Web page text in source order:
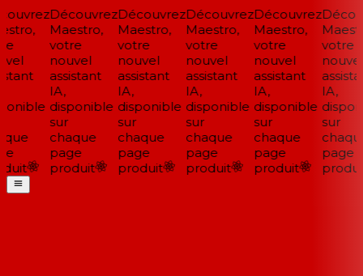
Découvrez
Maestro,
votre
nouvel
assistant
IA,
disponible
sur
chaque
page
produit
Découvrez
Maestro,
votre
nouvel
assistant
IA,
disponible
sur
chaque
page
produit
Découvrez
Maestro,
votre
nouvel
assistant
IA,
disponible
sur
chaque
page
produit
Découvrez
Maestro,
votre
nouvel
assistant
IA,
disponible
sur
chaque
page
produit
votre
nouvel
IA,
sur
chaque
page
produit